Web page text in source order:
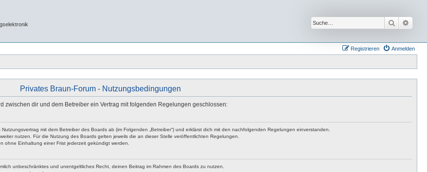
Suche
Anmelden
Registrieren
Privates Braun-Forum - Nutzungsbedingungen
zwischen dir und dem Betreiber ein Vertrag mit folgenden Regelungen geschlossen:
mit dem Betreiber des Boards ab (im Folgenden „Betreiber“) und erklärst dich mit den nachfolgenden Regelungen einverstanden.
nutzen. Für die Nutzung des Boards gelten jeweils die an dieser Stelle veröffentlichten Regelungen.
ohne Einhaltung einer Frist jederzeit gekündigt werden.
unbeschränktes und unentgeltliches Recht, deinen Beitrag im Rahmen des Boards zu nutzen.